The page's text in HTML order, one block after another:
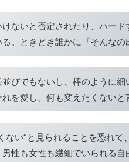
けないと否定されたり、ハー
る。ときどき誰かに『そんな
並びでもないし、棒のように
を愛し、何も変えたくないと
ない”と見られることを恐れ
男性も女性も繊細でいられる